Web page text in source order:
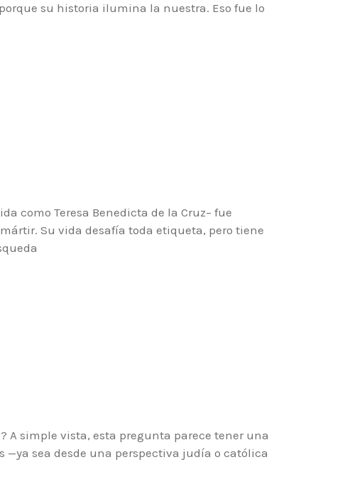
su historia ilumina la nuestra. Eso fue lo
como Teresa Benedicta de la Cruz– fue
Su vida desafía toda etiqueta, pero tiene
A simple vista, esta pregunta parece tener una
—ya sea desde una perspectiva judía o católica